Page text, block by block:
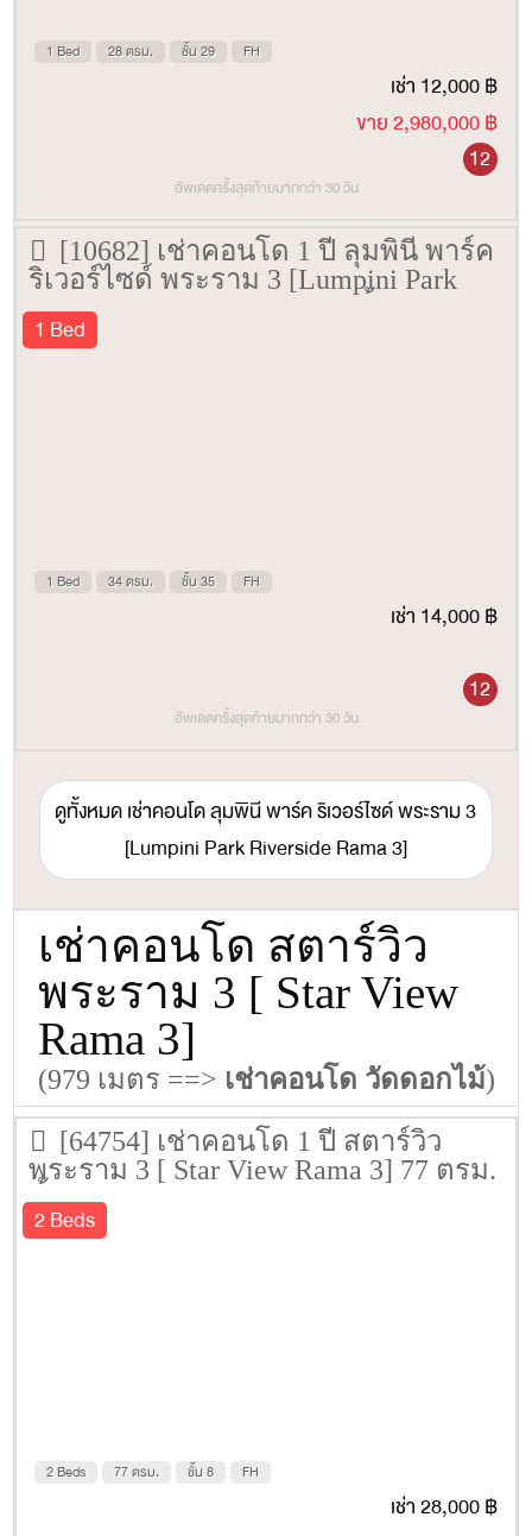
1 Bed 28 ตรม. ชั้น 29 FH
เช่า 12,000 ฿
ขาย 2,980,000 ฿
12
อัพเดตครั้งสุดท้ายมากกว่า 30 วัน
[10682] เช่าคอนโด 1 ปี ลุมพินี พาร์ค
ริเวอร์ไซด์ พระราม 3 [Lumpini Park
Riverside Rama 3] 34 ตรม. ชั้น 35
1 Bed
1 Bed 34 ตรม. ชั้น 35 FH
เช่า 14,000 ฿
12
อัพเดตครั้งสุดท้ายมากกว่า 30 วัน
ดูทั้งหมด เช่าคอนโด ลุมพินี พาร์ค ริเวอร์ไซด์ พระราม 3
[Lumpini Park Riverside Rama 3]
เช่าคอนโด สตาร์วิว
พระราม 3 [ Star View
Rama 3]
(979 เมตร ==> เช่าคอนโด วัดดอกไม้)
[64754] เช่าคอนโด 1 ปี สตาร์วิว
พระราม 3 [ Star View Rama 3] 77 ตรม.
ชั้น 8
2 Beds
2 Beds 77 ตรม. ชั้น 8 FH
เช่า 28,000 ฿